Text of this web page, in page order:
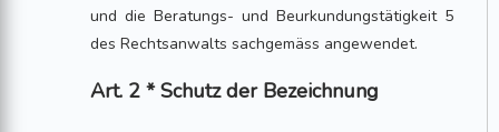
und die Beratungs- und Beurkundungstätigkeit 5
des Rechtsanwalts sachgemäss angewendet.
Art. 2 * Schutz der Bezeichnung